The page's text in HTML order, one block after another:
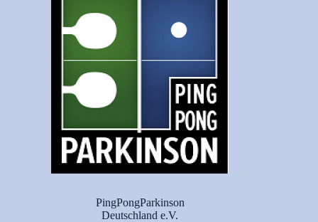
PingPongParkinson
Deutschland e.V.